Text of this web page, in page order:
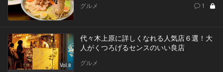
グルメ 1
Vol.8
代々木上原に詳しくなれる人気店６選！大
人がくつろげるセンスのいい良店
グルメ